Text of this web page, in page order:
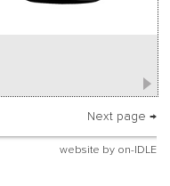
Next page →
website by on-IDLE